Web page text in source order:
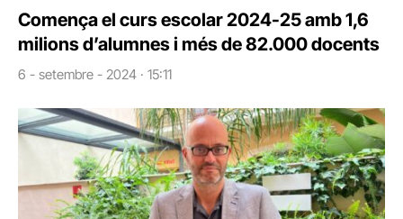
Comença el curs escolar 2024-25 amb 1,6
milions d’alumnes i més de 82.000 docents
6 - setembre - 2024 · 15:11